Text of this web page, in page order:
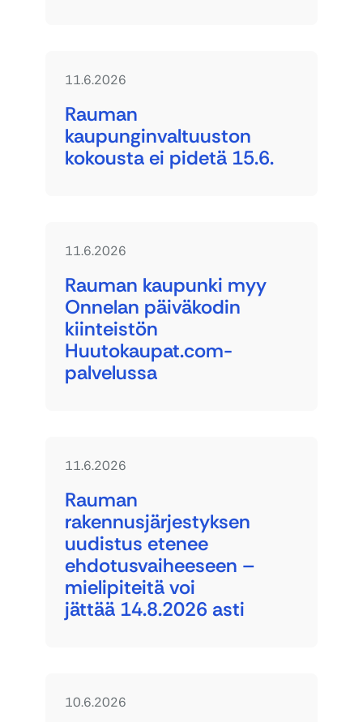
Rauman
kaupunginvaltuuston
kokousta ei pidetä 15.6.
11.6.2026
Rauman kaupunki myy
Onnelan päiväkodin
kiinteistön
Huutokaupat.com-
palvelussa
11.6.2026
Rauman
rakennusjärjestyksen
uudistus etenee
ehdotusvaiheeseen –
mielipiteitä voi
jättää 14.8.2026 asti
11.6.2026
10.6.2026